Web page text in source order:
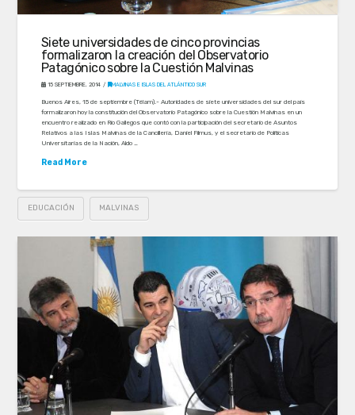
Siete universidades de cinco provincias
formalizaron la creación del Observatorio
Patagónico sobre la Cuestión Malvinas
15 SEPTIEMBRE, 2014 MALVINAS E ISLAS DEL ATLÁNTICO SUR
Buenos Aires, 15 de septiembre (Télam).- Autoridades de siete universidades del sur del país
formalizaron hoy la constitución del Observatorio Patagónico sobre la Cuestión Malvinas en un
encuentro realizado en Río Gallegos que contó con la participación del secretario de Asuntos
Relativos a las Islas Malvinas de la Cancillería, Daniel Filmus, y el secretario de Políticas
Universitarias de la Nación, Aldo …
Read More
EDUCACIÓN MALVINAS